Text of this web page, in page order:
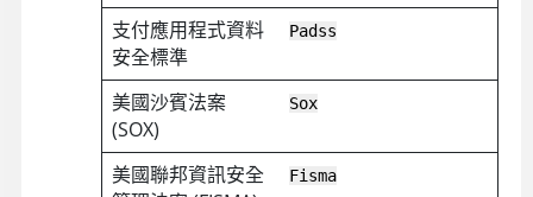
支付應用程式資料
安全標準
Padss
美國沙賓法案
(SOX)
Sox
美國聯邦資訊安全
Fisma